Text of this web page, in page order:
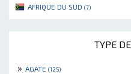
AFRIQUE DU SUD (7)
TYPE
» AGATE (125)